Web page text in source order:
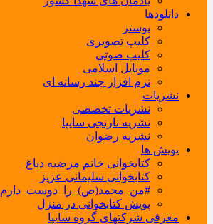
دانلودها
پوستر
کلیپ تصویری
کلیپ صوتی
موبایل اسلامی
نرم افزار چند رسانه ای
نشریات
نشریات تخصصی
نشریه نارنجی سایپا
نشریه رضوان
پویش ها
کتابخوانی خانم مرضیه دباغ
کتابخوانی سلیمانی عزیز
#من_محمد(ص)_را_دوست_دارم
پویش کتابخوانی در منزل
معرفی شرکتهای گروه سایپا